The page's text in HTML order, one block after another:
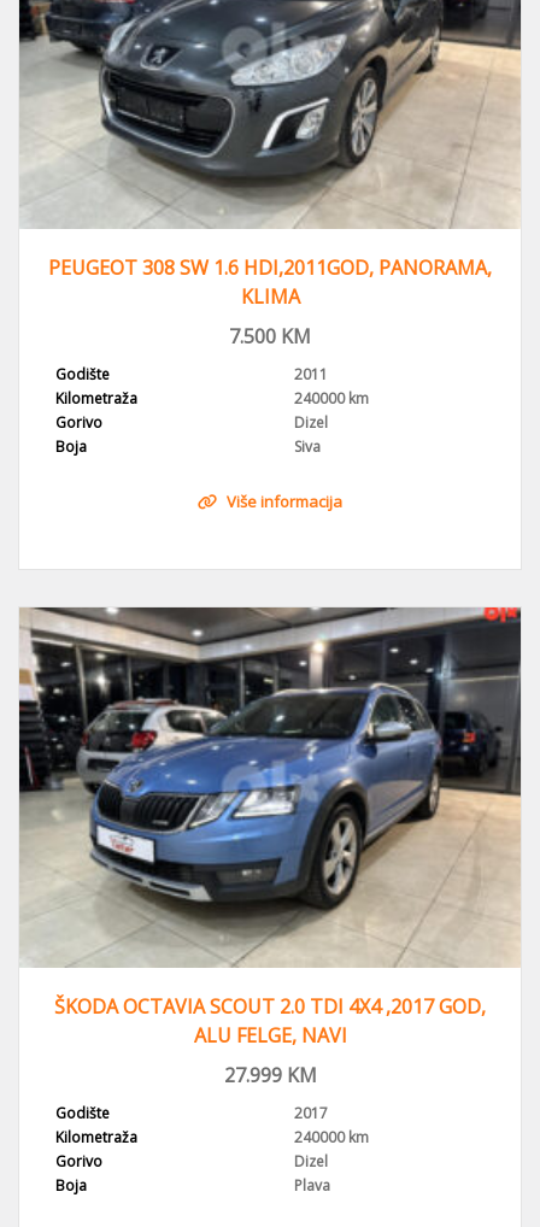
PEUGEOT 308 SW 1.6 HDI,2011GOD, PANORAMA,
KLIMA
7.500 KM
Godište
2011
Kilometraža
240000 km
Gorivo
Dizel
Boja
Siva
Više informacija
ŠKODA OCTAVIA SCOUT 2.0 TDI 4X4 ,2017 GOD,
ALU FELGE, NAVI
27.999KM
Godište
2017
Kilometraža
240000 km
Gorivo
Dizel
Boja
Plava